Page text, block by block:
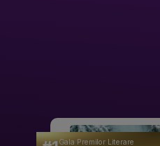
Gala Premilor Literare